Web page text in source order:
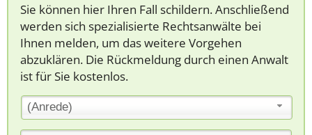
Sie können hier Ihren Fall schildern. Anschließend
werden sich spezialisierte Rechtsanwälte bei
Ihnen melden, um das weitere Vorgehen
abzuklären. Die Rückmeldung durch einen Anwalt
ist für Sie kostenlos.
(Anrede)